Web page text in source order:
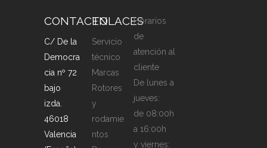
CONTACTO
C/ De la
Democra
cia nº 72
bajo
izda.
46018
Valencia
ENLACES
Servicio
técnico
Marcas
Rotores
y
rodamie
ntos
Horarios
de
atención al
cliente
De lunes a
jueves:
de 08:00h
a 16:00h
y viernes: